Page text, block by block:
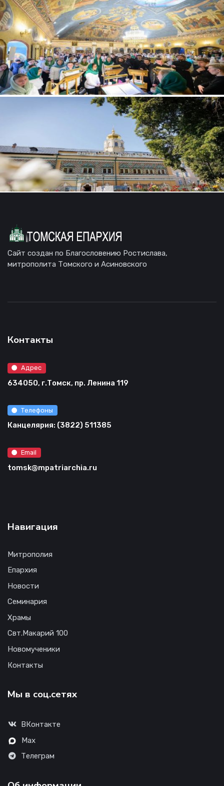
Сайт создан по Благословению Ростислава,
митрополита Томского и Асиновского
Контакты
Адрес
634050, г.Томск, пр. Ленина 119
Телефоны
Канцелярия: (3822) 511385
Email
tomsk@mpatriarchia.ru
Навигация
Митрополия
Епархия
Новости
Семинария
Храмы
Свт.Макарий 100
Новомученики
Контакты
Мы в соц.сетях
ВКонтакте
Max
Телеграм